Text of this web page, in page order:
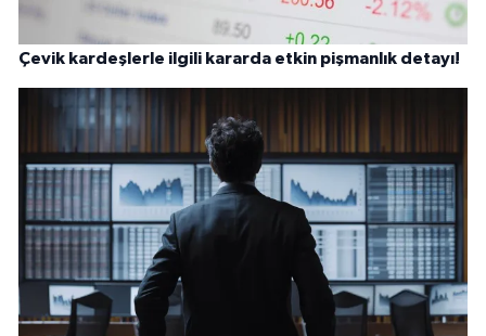
Çevik kardeşlerle ilgili kararda etkin pişmanlık detayı!